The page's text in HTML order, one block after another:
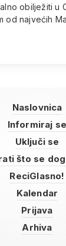
obilježiti u
od najvećih
Naslovnica
Informiraj se
Uključi se
što se
ReciGlasno!
Kalendar
Prijava
Arhiva